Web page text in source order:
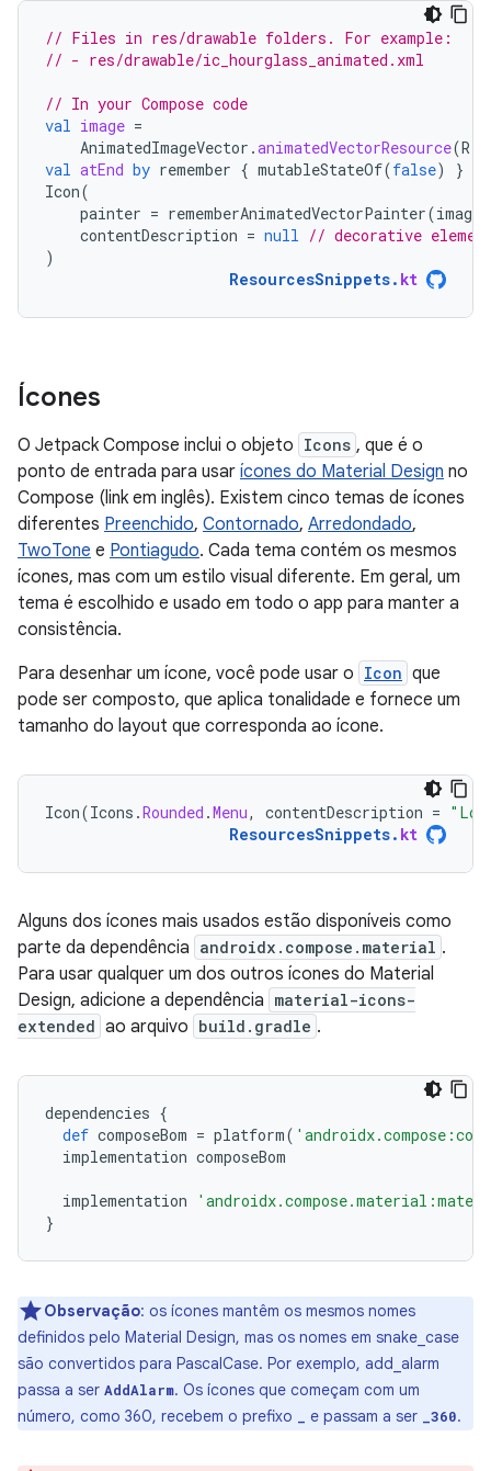
// Files in res/drawable folders. For example:
// - res/drawable/ic_hourglass_animated.xml
// In your Compose code
val image =
AnimatedImageVector .animatedVectorResource(R
val atEnd by remember { mutableStateOf(false)
}
Icon(
painter = rememberAnimatedVectorPainter(image
contentDescription = null // decorative
)
ResourcesSnippets. kt
Ícones
O Jetpack Compose inclui o objeto Icons , que é o
ponto de entrada para usar ícones do Material Design no
Compose (link em inglês). Existem cinco temas de ícones
diferentes Preenchido, Contornado, Arredondado,
TwoTone e Pontiagudo. Cada tema contém os mesmos
ícones, mas com um estilo visual diferente. Em geral, um
tema é escolhido e usado em todo o app para manter a
consistência.
Para desenhar um ícone, você pode usar o Icon que
pode ser composto, que aplica tonalidade e fornece um
tamanho do layout que corresponda ao ícone.
Icon(Icons .Rounded .Menu, contentDescription =
ResourcesSnippets. kt
Alguns dos ícones mais usados estão disponíveis como
parte da dependência androidx.compose.material .
Para usar qualquer um dos outros ícones do Material
Design, adicione a dependência material-icons-
extended ao arquivo build.gradle .
dependencies {
def composeBom = platform(
implementation composeBom
implementation
}
Observação: os ícones mantêm os mesmos nomes
definidos pelo Material Design, mas os nomes em snake_case
são convertidos para PascalCase. Por exemplo, add_alarm
passa a ser AddAlarm. Os ícones que começam com um
número, como 360, recebem o prefixo
e passam a ser _360.